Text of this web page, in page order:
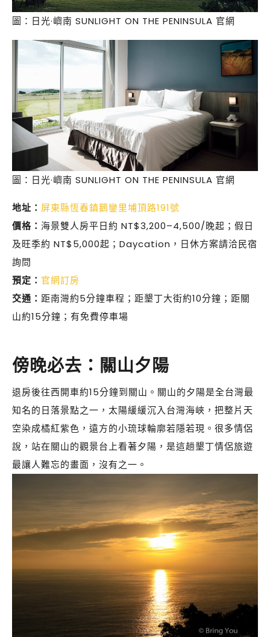
圖：日光·嶼南 SUNLIGHT ON THE PENINSULA 官網
圖：日光·嶼南 SUNLIGHT ON THE PENINSULA 官網
地址： 屏東縣恆春鎮鵝鑾里埔頂路191號
價格： 海景雙人房平日約 NT$3,200–4,500/晚起；假日
及旺季約 NT$5,000起；Daycation，日休方案請洽民宿
詢問
預定： 官網訂房
交通： 距南灣約5分鐘車程；距墾丁大街約10分鐘；距關
山約15分鐘；有免費停車場
傍晚必去：關山夕陽
退房後往西開車約15分鐘到關山。關山的夕陽是全台灣最
知名的日落景點之一，太陽緩緩沉入台灣海峽，把整片天
空染成橘紅紫色，遠方的小琉球輪廓若隱若現。很多情侶
說，站在關山的觀景台上看著夕陽，是這趟墾丁情侶旅遊
最讓人難忘的畫面，沒有之一。